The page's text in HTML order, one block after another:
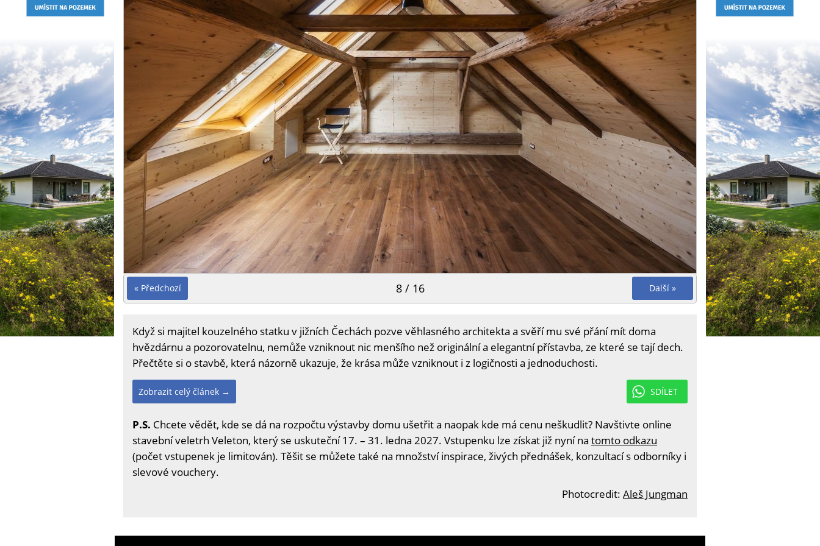
« Předchozí Další »
8 / 16
Když si majitel kouzelného statku v jižních Čechách pozve věhlasného architekta a svěří mu své přání mít doma
hvězdárnu a pozorovatelnu, nemůže vzniknout nic menšího než originální a elegantní přístavba, ze které se tají dech.
Přečtěte si o stavbě, která názorně ukazuje, že krása může vzniknout i z logičnosti a jednoduchosti.
SDÍLET
Zobrazit celý článek →
P.S. Chcete vědět, kde se dá na rozpočtu výstavby domu ušetřit a naopak kde má cenu neškudlit? Navštivte online
stavební veletrh Veleton, který se uskuteční 17. – 31. ledna 2027. Vstupenku lze získat již nyní na tomto odkazu
(počet vstupenek je limitován). Těšit se můžete také na množství inspirace, živých přednášek, konzultací s odborníky i
slevové vouchery.
Photocredit: Aleš Jungman